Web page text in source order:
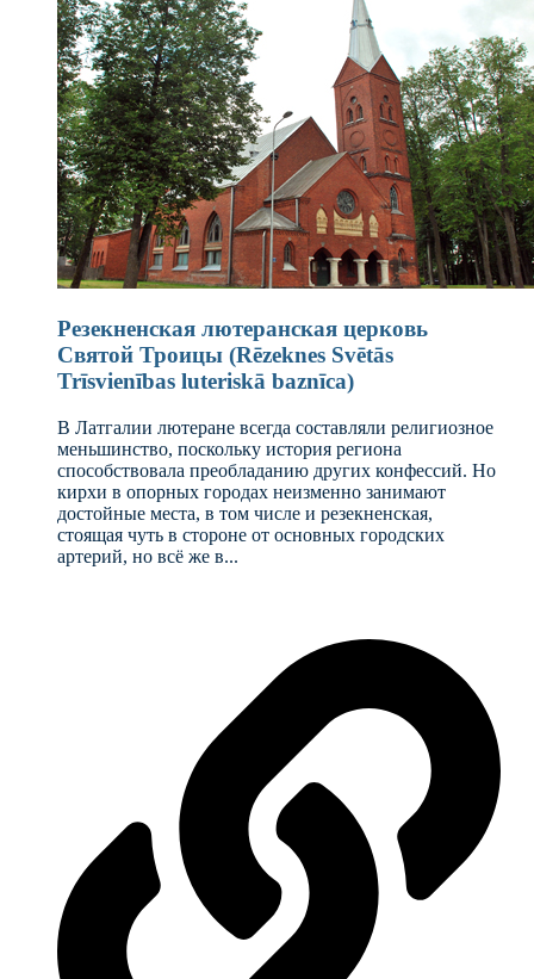
Резекненская лютеранская церковь
Святой Троицы (Rēzeknes Svētās
Trīsvienības luteriskā baznīca)
В Латгалии лютеране всегда составляли религиозное
меньшинство, поскольку история региона
способствовала преобладанию других конфессий. Но
кирхи в опорных городах неизменно занимают
достойные места, в том числе и резекненская,
стоящая чуть в стороне от основных городских
артерий, но всё же в...